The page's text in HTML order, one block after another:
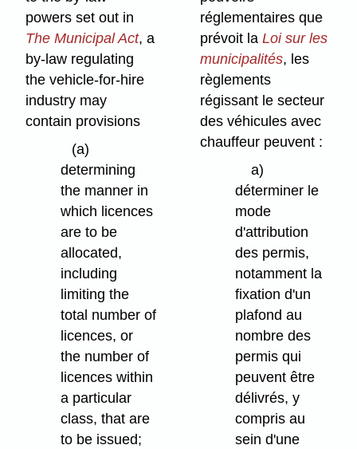
powers set out in
The Municipal Act, a
by-law regulating
the vehicle-for-hire
industry may
contain provisions
(a)
determining
the manner in
which licences
are to be
allocated,
including
limiting the
total number of
licences, or
the number of
licences within
a particular
class, that are
to be issued;
réglementaires que
prévoit laLoi sur les
municipalités, les
règlements
régissant le secteur
des véhicules avec
chauffeur peuvent :
a)
déterminer le
mode
d'attribution
des permis,
notamment la
fixation d'un
plafond au
nombre des
permis qui
peuvent être
délivrés, y
compris au
sein d'une